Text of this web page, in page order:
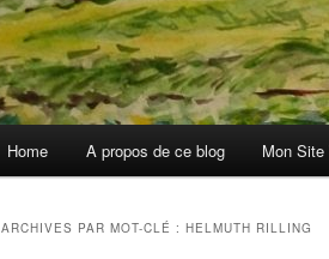
Home A propos de ce blog Mon Site
ARCHIVES PAR MOT-CLÉ : HELMUTH RILLING